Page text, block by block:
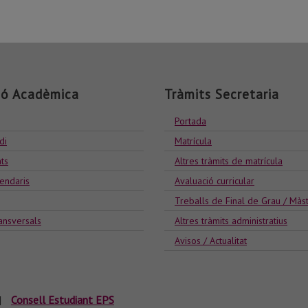
Acadèmica Tràmits Secretaria
Portada
Matrícula
Altres tràmits de matrícula
Avaluació curricular
Treballs de Final de Grau /
Altres tràmits administratius
Avisos / Actualitat
Consell Estudiant EPS